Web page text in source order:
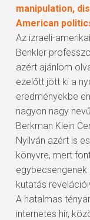
manipulation,
American
Az izraeli-
Benkler
azért ajánlom
ezelőtt jött ki a
eredményekbe
nagyon nagy
Berkman Klein
Nyilván azért is
könyvre, mert
kutatás
A hatalmas
internetes hír,